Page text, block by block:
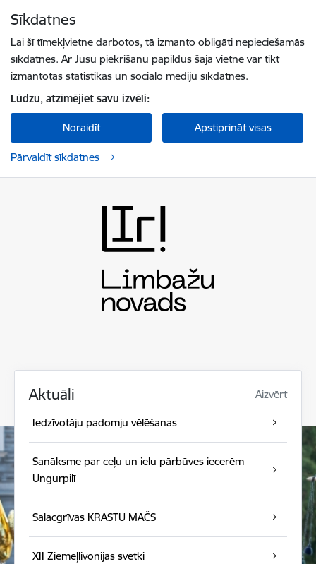
Sīkdatnes
Lai šī tīmekļvietne darbotos, tā izmanto obligāti nepieciešamās
sīkdatnes. Ar Jūsu piekrišanu papildus šajā vietnē var tikt
izmantotas statistikas un sociālo mediju sīkdatnes.
Lūdzu, atzīmējiet savu izvēli:
Noraidīt Apstiprināt visas
Pārvaldīt sīkdatnes
Aktuāli Aizvērt
Iedzīvotāju padomju vēlēšanas
Sanāksme par ceļu un ielu pārbūves iecerēm
Ungurpilī
Salacgrīvas KRASTU MAČS
XII Ziemeļlivonijas svētki